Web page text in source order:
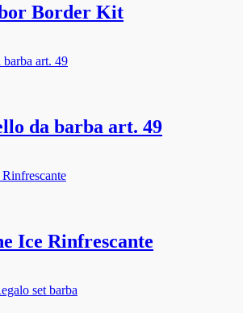
Border Kit
da barba art. 49
Ice Rinfrescante